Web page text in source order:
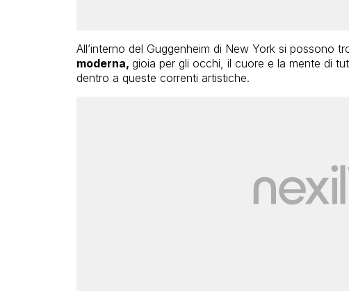
All’interno del Guggenheim di New York si possono
moderna, gioia per gli occhi, il cuore e la mente di
dentro a queste correnti artistiche.